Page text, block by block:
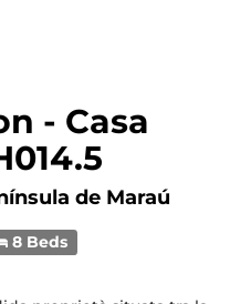
- Casa
de Maraú
8 Beds